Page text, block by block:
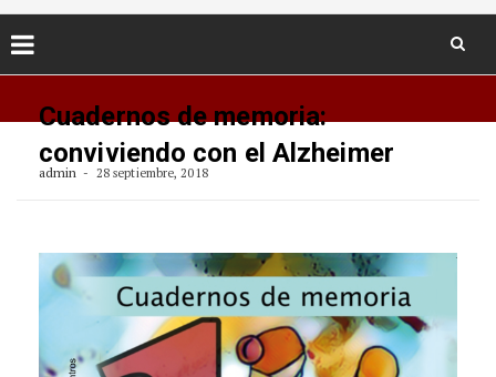
Cuadernos de memoria:
conviviendo con el Alzheimer
admin 28 septiembre, 2018